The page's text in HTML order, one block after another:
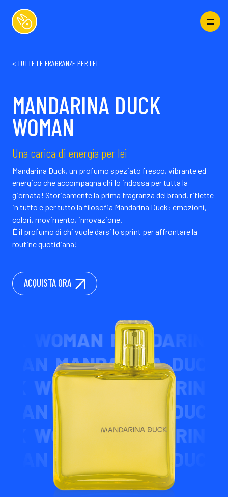
<TUTTE LE FRAGRANZE PER LEI
MANDARINA DUCK
WOMAN
Una carica di energia per lei
Mandarina Duck, un profumo speziato fresco, vibrante ed
energico che accompagna chi lo indossa per tutta la
giornata! Storicamente la prima fragranza del brand, riflette
in tutto e per tutto la filosofia Mandarina Duck: emozioni,
colori, movimento, innovazione.
È il profumo di chi vuole darsi lo sprint per affrontare la
routine quotidiana!
ACQUISTA ORA
MANDARINA
MANDARINA
MANDARINA